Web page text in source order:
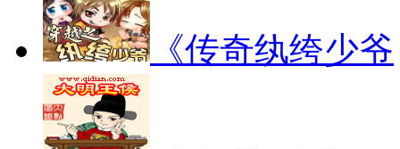
《传奇纨绔少爷